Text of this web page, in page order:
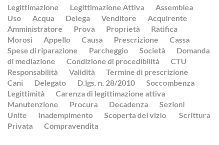
Legittimazione
Legittimazione Attiva
Assemblea
Uso
Acqua Delega Venditore
Acquirente
Amministratore
Prova Proprietà
Ratifica
Morosi
Appello Causa Prescrizione
Cassa
Spese di riparazione
Parcheggio Società
Domanda
di mediazione
Condizione di procedibilità
CTU
Responsabilità
Validità
Termine di prescrizione
Cani
Delegato D.lgs. n. 28/2010
Soccombenza
Legittimità
Carenza di legittimazione attiva
Manutenzione
Procura Decadenza
Sezioni
Unite
Inadempimento Scoperta del vizio
Scrittura
Privata
Compravendita